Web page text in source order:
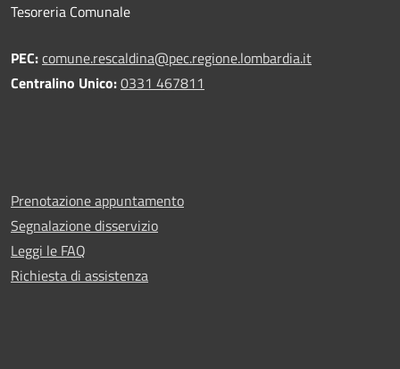
Tesoreria Comunale
PEC:comune.rescaldina@pec.regione.lombardia.it
Centralino Unico:0331 467811
Prenotazione appuntamento
Segnalazione disservizio
Leggi le FAQ
Richiesta di assistenza